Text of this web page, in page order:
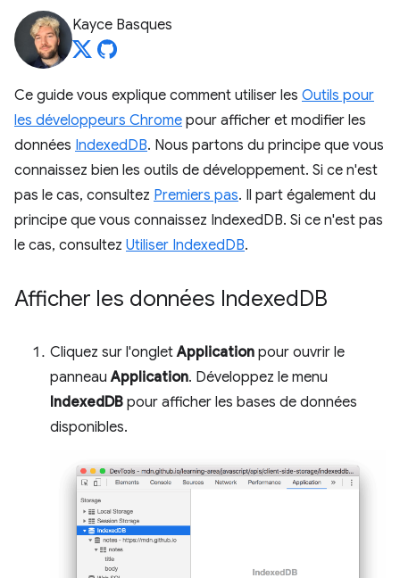
Kayce Basques
Ce guide vous explique comment utiliser les Outils pour
les développeurs Chrome pour afficher et modifier les
données IndexedDB. Nous partons du principe que vous
connaissez bien les outils de développement. Si ce n'est
pas le cas, consultez Premiers pas. Il part également du
principe que vous connaissez IndexedDB. Si ce n'est pas
le cas, consultez Utiliser IndexedDB.
Afficher les données IndexedDB
Cliquez sur l'ongletApplication pour ouvrir le
panneauApplication. Développez le menu
IndexedDB pour afficher les bases de données
disponibles.